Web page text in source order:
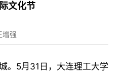
文化节
增强
。5月31日，大连理工大学